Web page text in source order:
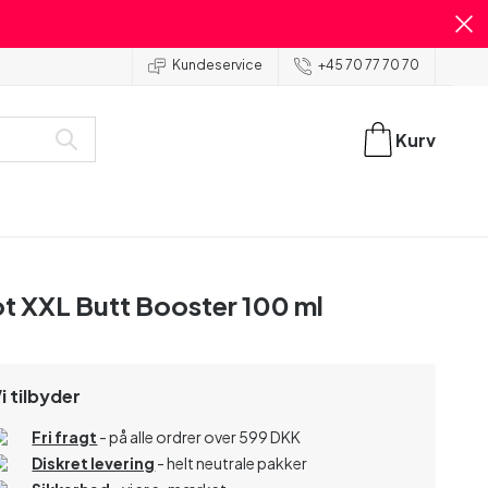
Kundeservice +45 70 77 70 70
Kurv
XXL Butt Booster 100 ml
tilbyder
Fri fragt - på alle ordrer over 599 DKK
Diskret levering - helt neutrale pakker